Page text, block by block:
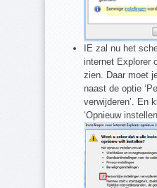
IE zal nu het
internet Explorer
zien. Daar moet
naast de optie
verwijderen’. En
‘Opnieuw